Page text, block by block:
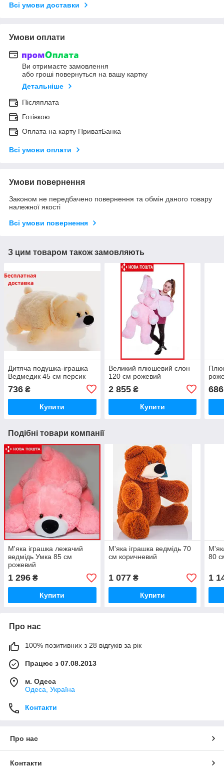
Всі умови доставки
Умови оплати
Ви отримаєте замовлення
або гроші повернуться на вашу картку
Детальніше
Післяплата
Готівкою
Оплата на карту ПриватБанка
Всі умови оплати
Умови повернення
Законом не передбачено повернення та обмін даного товару
належної якості
Всі умови повернення
З цим товаром також замовляють
Дитяча подушка-іграшка
Ведмедик 45 см персик
736 ₴
Купити
Великий плюшевий слон
120 см рожевий
2 855₴
Купити
686
Подібні товари компанії
М'яка іграшка лежачий
ведмідь Умка 85 см
рожевий
1 296 ₴
Купити
М'яка іграшка ведмідь 70
см коричневий
1 077₴
Купити
80
1
Про нас
100% позитивних з 28 відгуків за рік
Працює з 07.08.2013
м. Одеса
Одеса, Україна
Контакти
Про нас
Контакти